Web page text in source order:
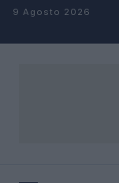
Salta al contenuto
9 Agosto 2026